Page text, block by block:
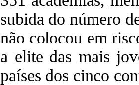
subida do número
não colocou em
a elite das mais
países dos cinco